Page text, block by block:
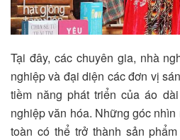
Tại đây, các chuyên gia, nhà
nghiệp và đại diện các đơn vị
tiềm năng phát triển của áo
nghiệp văn hóa. Những góc
toàn có thể trở thành sản